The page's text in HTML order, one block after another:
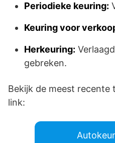
Periodieke keuring:
Keuring voor
Herkeuring:
gebreken.
Bekijk de meest recente
link: